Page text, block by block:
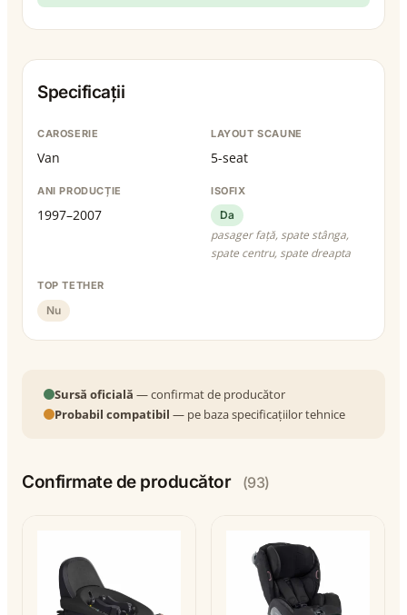
Specificații
CAROSERIE
Van
LAYOUT SCAUNE
5-seat
ANI PRODUCȚIE
1997–2007
ISOFIX
Da
pasager față, spate stânga,
spate centru, spate dreapta
TOP TETHER
Nu
Sursă oficială — confirmat de producător
Probabil compatibil — pe baza specificațiilor tehnice
Confirmate de producător (93)